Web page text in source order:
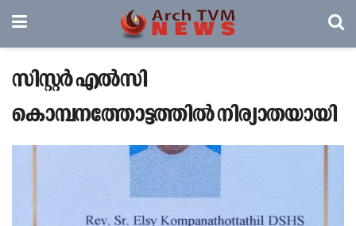
സിസ്റ്റർ എൽസി
കൊമ്പനത്തോട്ടത്തിൽ നിര്യാതയായി